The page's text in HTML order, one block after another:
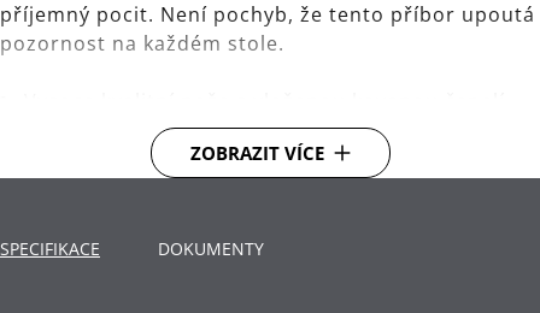
příjemný pocit. Není pochyb, že tento příbor upoutá
pozornost na každém stole.
zaručují dlouhodobou ostrost.
Ergonomický design pro nejvyšší možný komfort -
ZOBRAZIT VÍCE
SPECIFIKACE DOKUMENTY